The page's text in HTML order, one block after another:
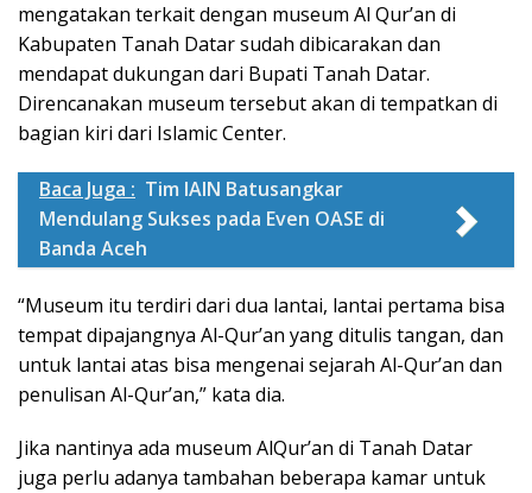
mengatakan terkait dengan museum Al Qur’an di
Kabupaten Tanah Datar sudah dibicarakan dan
mendapat dukungan dari Bupati Tanah Datar.
Direncanakan museum tersebut akan di tempatkan di
bagian kiri dari Islamic Center.
Baca Juga : Tim IAIN Batusangkar
Mendulang Sukses pada Even OASE di
Banda Aceh
“Museum itu terdiri dari dua lantai, lantai pertama bisa
tempat dipajangnya Al-Qur’an yang ditulis tangan, dan
untuk lantai atas bisa mengenai sejarah Al-Qur’an dan
penulisan Al-Qur’an,” kata dia.
Jika nantinya ada museum AlQur’an di Tanah Datar
juga perlu adanya tambahan beberapa kamar untuk